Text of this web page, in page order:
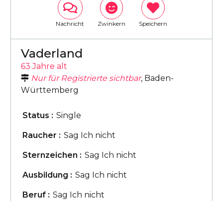
Nachricht Zwinkern Speichern
Vaderland
63 Jahre alt
Nur für Registrierte sichtbar, Baden-
Württemberg
Status : Single
Raucher : Sag Ich nicht
Sternzeichen : Sag Ich nicht
Ausbildung : Sag Ich nicht
Beruf : Sag Ich nicht